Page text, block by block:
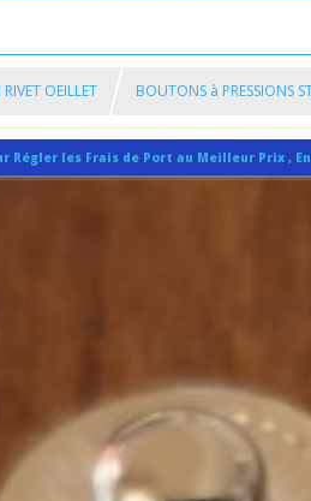
RIVET OEILLET BOUTONS à PRESSIONS
Régler les Frais de Port au Meilleur Prix ,